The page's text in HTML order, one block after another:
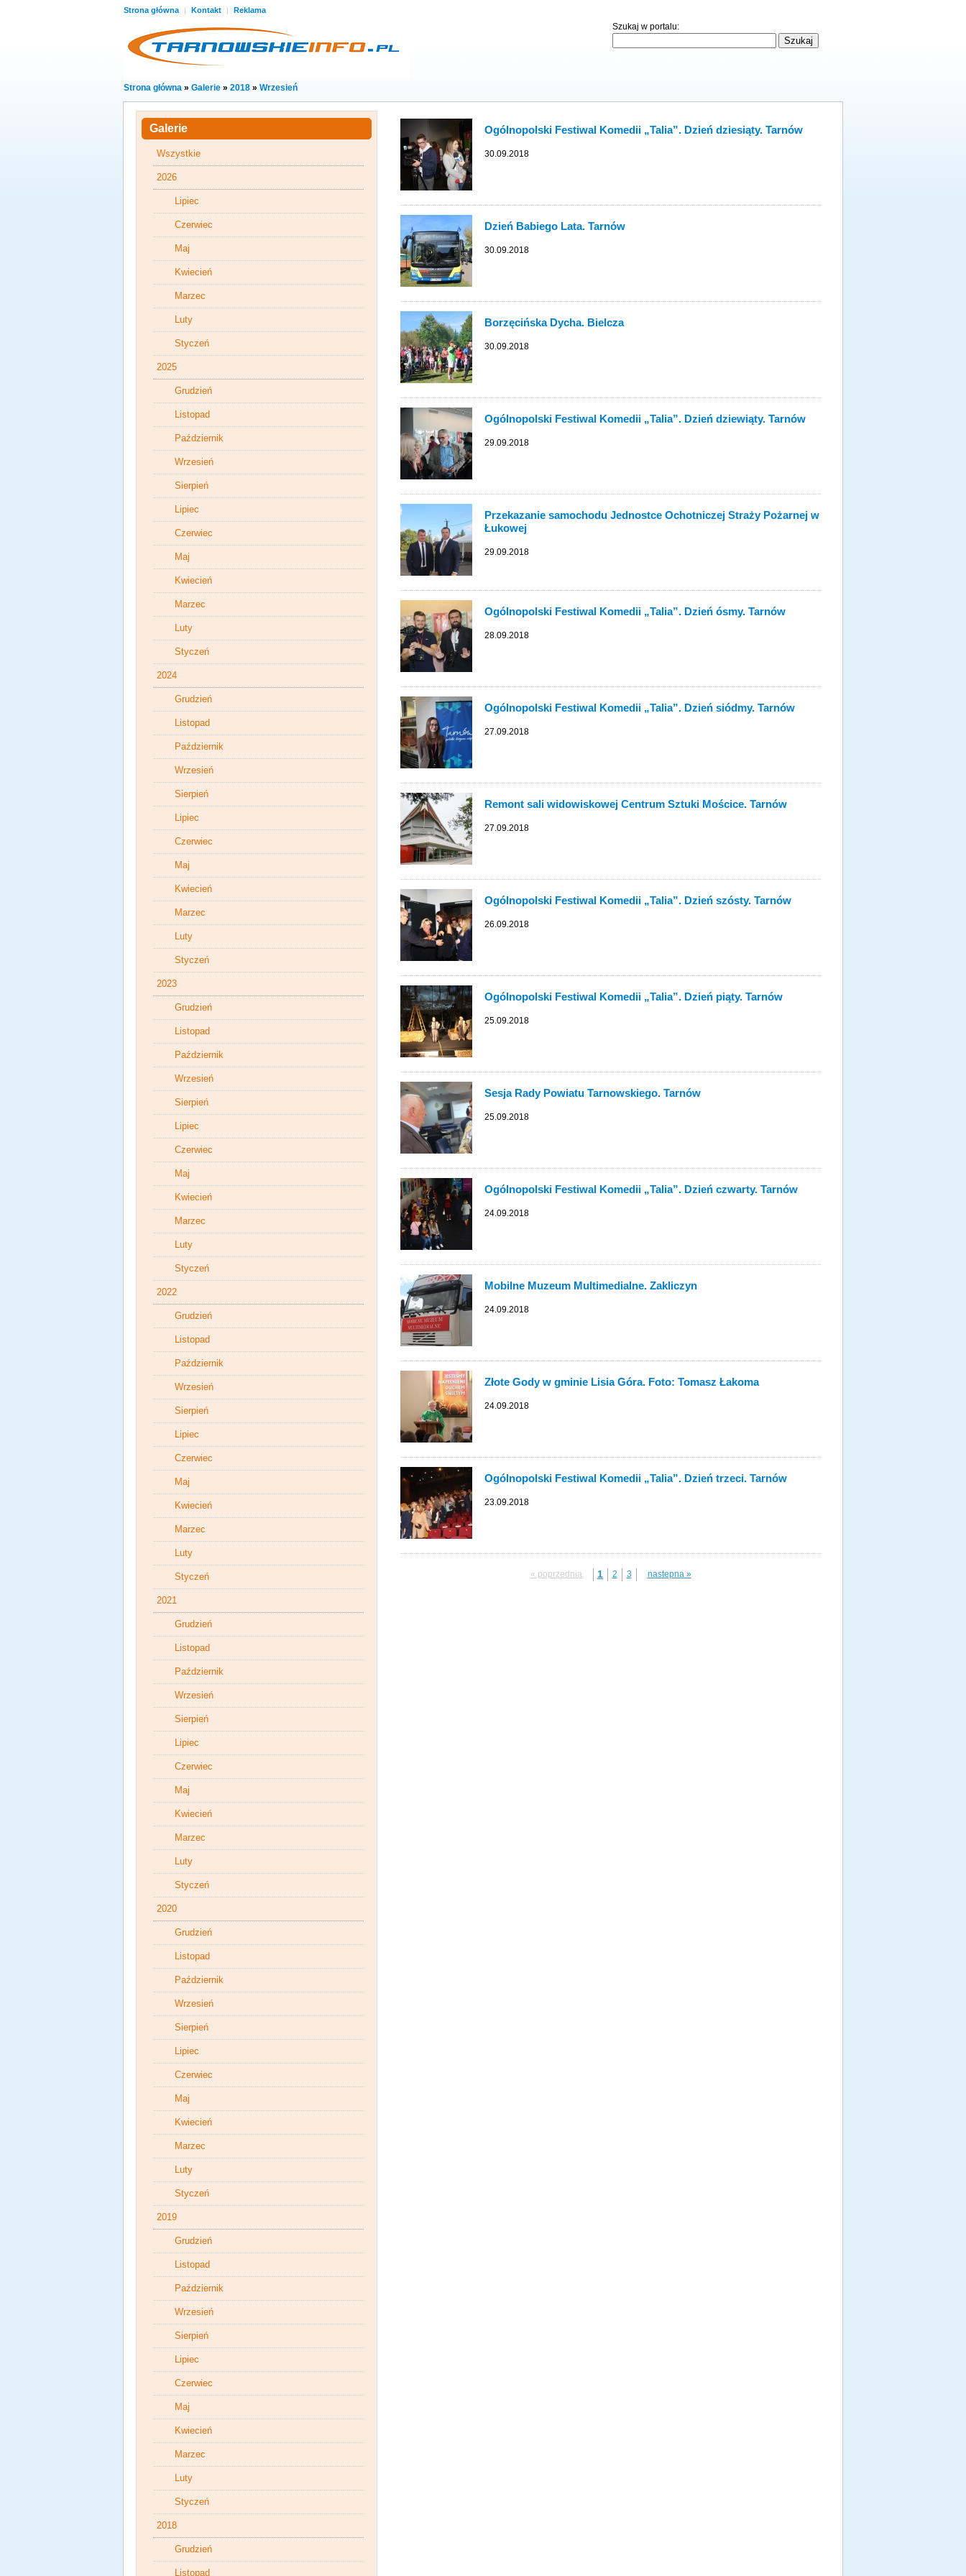
Strona główna | Kontakt | Reklama
Szukaj w portalu:
Strona główna » Galerie » 2018 » Wrzesień
Ogólnopolski Festiwal Komedii „Talia”. Dzień dziesiąty. Tarnów
30.09.2018
Dzień Babiego Lata. Tarnów
30.09.2018
Borzęcińska Dycha. Bielcza
30.09.2018
Ogólnopolski Festiwal Komedii „Talia”. Dzień dziewiąty. Tarnów
29.09.2018
Przekazanie samochodu Jednostce Ochotniczej Straży Pożarnej w
Łukowej
29.09.2018
Ogólnopolski Festiwal Komedii „Talia”. Dzień ósmy. Tarnów
28.09.2018
Ogólnopolski Festiwal Komedii „Talia”. Dzień siódmy. Tarnów
27.09.2018
Remont sali widowiskowej Centrum Sztuki Mościce. Tarnów
27.09.2018
Ogólnopolski Festiwal Komedii „Talia”. Dzień szósty. Tarnów
26.09.2018
Ogólnopolski Festiwal Komedii „Talia”. Dzień piąty. Tarnów
25.09.2018
Sesja Rady Powiatu Tarnowskiego. Tarnów
25.09.2018
Ogólnopolski Festiwal Komedii „Talia”. Dzień czwarty. Tarnów
24.09.2018
Mobilne Muzeum Multimedialne. Zakliczyn
24.09.2018
Złote Gody w gminie Lisia Góra. Foto: Tomasz Łakoma
24.09.2018
Ogólnopolski Festiwal Komedii „Talia”. Dzień trzeci. Tarnów
23.09.2018
« poprzednia 1 2 3 nastepna »
Galerie
Wszystkie
2026
Lipiec
Czerwiec
Maj
Kwiecień
Marzec
Luty
Styczeń
2025
Grudzień
Listopad
Październik
Wrzesień
Sierpień
Lipiec
Czerwiec
Maj
Kwiecień
Marzec
Luty
Styczeń
2024
Grudzień
Listopad
Październik
Wrzesień
Sierpień
Lipiec
Czerwiec
Maj
Kwiecień
Marzec
Luty
Styczeń
2023
Grudzień
Listopad
Październik
Wrzesień
Sierpień
Lipiec
Czerwiec
Maj
Kwiecień
Marzec
Luty
Styczeń
2022
Grudzień
Listopad
Październik
Wrzesień
Sierpień
Lipiec
Czerwiec
Maj
Kwiecień
Marzec
Luty
Styczeń
2021
Grudzień
Listopad
Październik
Wrzesień
Sierpień
Lipiec
Czerwiec
Maj
Kwiecień
Marzec
Luty
Styczeń
2020
Grudzień
Listopad
Październik
Wrzesień
Sierpień
Lipiec
Czerwiec
Maj
Kwiecień
Marzec
Luty
Styczeń
2019
Grudzień
Listopad
Październik
Wrzesień
Sierpień
Lipiec
Czerwiec
Maj
Kwiecień
Marzec
Luty
Styczeń
2018
Grudzień
Listopad